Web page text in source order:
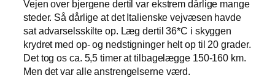
Vejen over bjergene dertil var ekstrem dårlige mange
steder. Så dårlige at det Italienske vejvæsen havde
sat advarselsskilte op. Læg dertil 36*C i skyggen
krydret med op- og nedstigninger helt op til 20 grader.
Det tog os ca. 5,5 timer at tilbagelægge 150-160 km.
Men det var alle anstrengelserne værd.